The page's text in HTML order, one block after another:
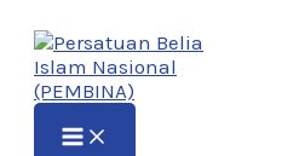
content
here..